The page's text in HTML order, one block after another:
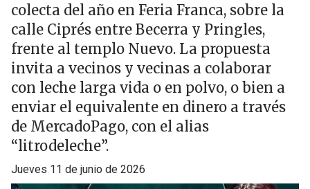
colecta del año en Feria Franca, sobre la
calle Ciprés entre Becerra y Pringles,
frente al templo Nuevo. La propuesta
invita a vecinos y vecinas a colaborar
con leche larga vida o en polvo, o bien a
enviar el equivalente en dinero a través
de MercadoPago, con el alias
“litrodeleche”.
jueves 11 de junio de 2026